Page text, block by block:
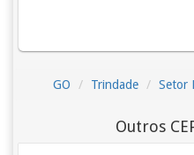
GO Trindade Setor
Outros